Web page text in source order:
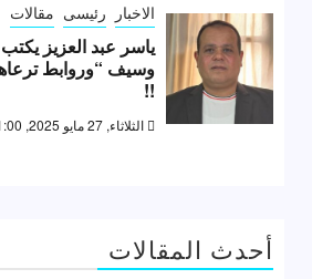
الاخبار رئيسى مقالات
ياسر عبد العزيز
وسيف “وروابط
!!
الثلاثاء, 27 مايو 2025, 11:00 م
أحدث المقالات